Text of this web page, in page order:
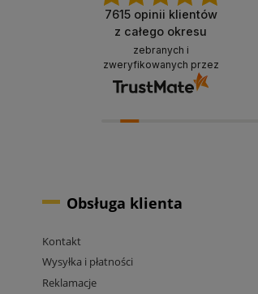
7615opinii klientów
z całego okresu
zebranych i
zweryfikowanych przez
Imponująco dobre zabezpieczenie,
moje uszanowanie. Taka obsługa to
skarb, dają z siebie 100 procent,
aby zadowolić klienta.
dzisiaj
Obsługa klienta
Kontakt
Wysyłka i płatności
Reklamacje